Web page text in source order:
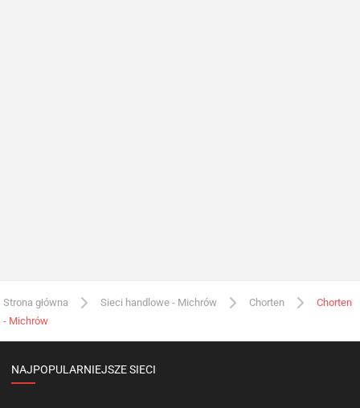
Strona główna Sieci handlowe - Michrów Chorten
Chorten
- Michrów
NAJPOPULARNIEJSZE SIECI